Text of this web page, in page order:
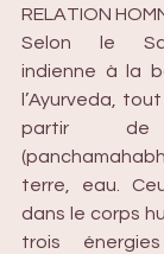
RELATION
Selon le
indienne à la
l’Ayurveda,
partir
terre, eau.
dans le corps
trois